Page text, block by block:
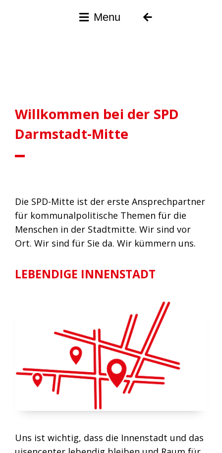
Menu
Willkommen bei der SPD
Darmstadt-Mitte
Die SPD-Mitte ist der erste Ansprechpartner
für kommunalpolitische Themen für die
Menschen in der Stadtmitte. Wir sind vor
Ort. Wir sind für Sie da. Wir kümmern uns.
LEBENDIGE INNENSTADT
Uns ist wichtig, dass die Innenstadt und das